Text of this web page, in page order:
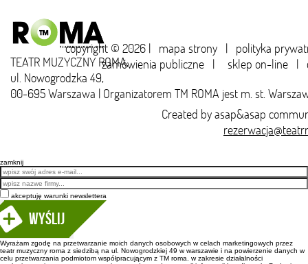
copyright © 2026 | mapa strony | polityka
zamówienia publiczne | sklep on-line |
TEATR MUZYCZNY ROMA,
ul. Nowogrodzka 49,
00-695 Warszawa | Organizatorem TM ROMA jest m. st.
Created byasap&asap
zamknij
Email
akceptuję warunki newslettera
Wyślij
Wyrażam zgodę na przetwarzanie moich danych osobowych w celach marketingowych przez
teatr muzyczny roma z siedzibą na ul. Nowogrodzkiej 49 w warszawie i na powierzenie danych w
celu przetwarzania podmiotom współpracującym z TM roma. w zakresie działalności